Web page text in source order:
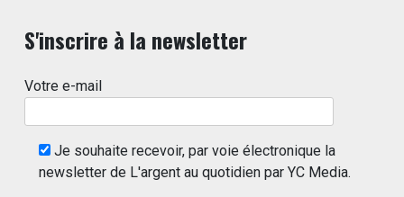
S'inscrire à la newsletter
Votre e-mail
Je souhaite recevoir, par voie électronique la
newsletter de L'argent au quotidien par YC Media.